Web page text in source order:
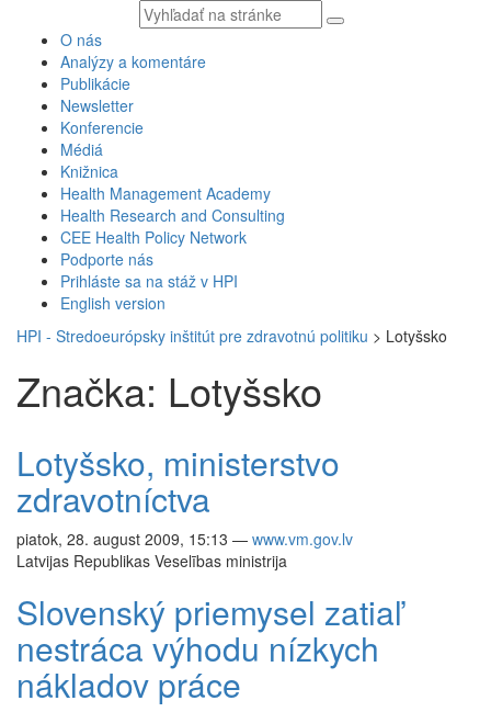
Vyhľadávaný
text
O nás
Analýzy a komentáre
Publikácie
Newsletter
Konferencie
Médiá
Knižnica
Health Management Academy
Health Research and Consulting
CEE Health Policy Network
Podporte nás
Prihláste sa na stáž v HPI
English version
HPI - Stredoeurópsky inštitút pre zdravotnú politiku > Lotyšsko
Značka: Lotyšsko
Lotyšsko, ministerstvo
zdravotníctva
piatok, 28. august 2009, 15:13 — www.vm.gov.lv
Latvijas Republikas Veselības ministrija
Slovenský priemysel zatiaľ
nestráca výhodu nízkych
nákladov práce